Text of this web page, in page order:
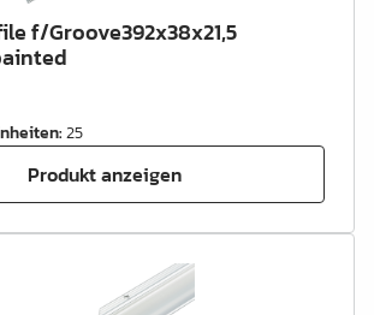
f/Groove392x38x21,5
:25
Produkt anzeigen